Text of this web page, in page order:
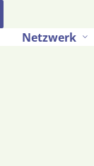
Netzwerk